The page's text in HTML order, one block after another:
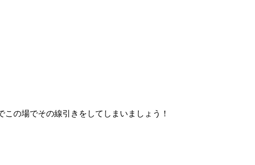
の場でその線引きをしてしまいましょう！